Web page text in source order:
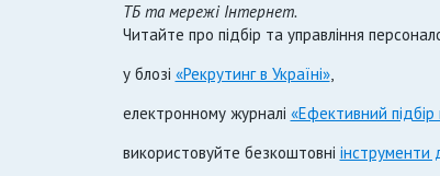
ТБ та мережі Інтернет.
Читайте про підбір та управління
у блозі «Рекрутинг в Україні»,
електронному журналі «Ефективний підбір
використовуйте безкоштовні інструменти